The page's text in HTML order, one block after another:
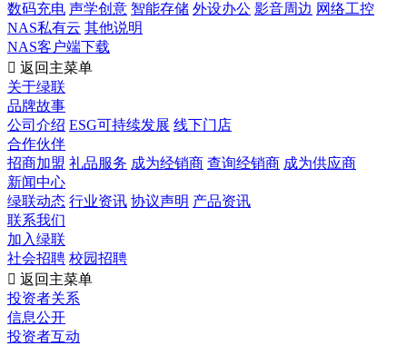
数码充电 声学创意 智能存储 外设办公 影音周边 网络工控
NAS私有云 其他说明
NAS客户端下载
 返回主菜单
关于绿联
品牌故事
公司介绍 ESG可持续发展 线下门店
合作伙伴
招商加盟 礼品服务 成为经销商 查询经销商 成为供应商
新闻中心
绿联动态 行业资讯 协议声明 产品资讯
联系我们
加入绿联
社会招聘 校园招聘
 返回主菜单
投资者关系
信息公开
投资者互动